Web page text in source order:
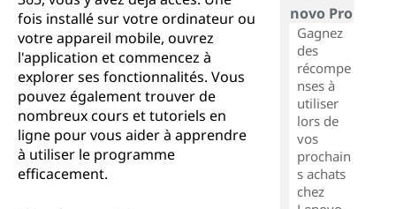
fois installé sur votre ordinateur ou
votre appareil mobile, ouvrez
l'application et commencez à
explorer ses fonctionnalités. Vous
pouvez également trouver de
nombreux cours et tutoriels en
ligne pour vous aider à apprendre
à utiliser le programme
efficacement.
novo Pro
Gagnez
des
récompe
nses à
utiliser
lors de
vos
prochain
s achats
chez